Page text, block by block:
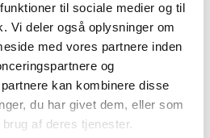
til sociale medier og til
Vi deler også oplysninger om
med vores partnere inden
og
kan kombinere disse
du har givet dem, eller som
af deres tjenester.
ernæringsprodukter.
af kendte
et stort udvalg af kendte
og andre spændende
– altid til fast lav pris.